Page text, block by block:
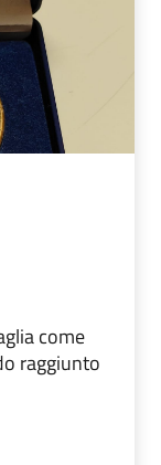
come
raggiunto